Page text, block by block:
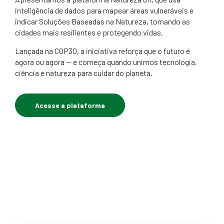
inteligência de dados para mapear áreas vulneráveis e
indicar Soluções Baseadas na Natureza, tornando as
cidades mais resilientes e protegendo vidas.
Lançada na COP30, a iniciativa reforça que o futuro é
agora ou agora — e começa quando unimos tecnologia,
ciência e natureza para cuidar do planeta.
Acesse a plataforma